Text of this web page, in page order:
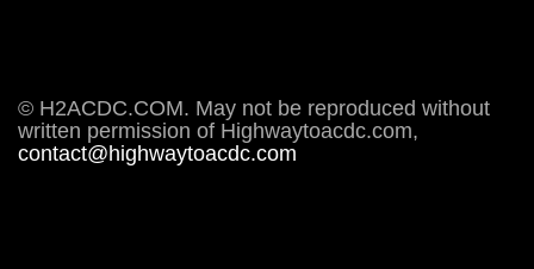
© H2ACDC.COM. May not be reproduced without
written permission of Highwaytoacdc.com,
contact@highwaytoacdc.com